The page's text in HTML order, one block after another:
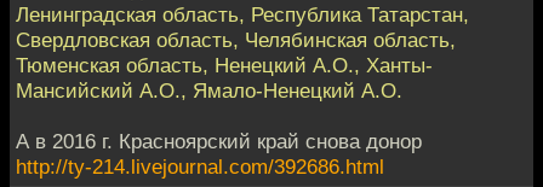
Ленинградская область, Республика Татарстан,
Свердловская область, Челябинская область,
Тюменская область, Ненецкий А.О., Ханты-
Мансийский А.О., Ямало-Ненецкий А.О.
А в 2016 г. Красноярский край снова донор
http://ty-214.livejournal.com/392686.html